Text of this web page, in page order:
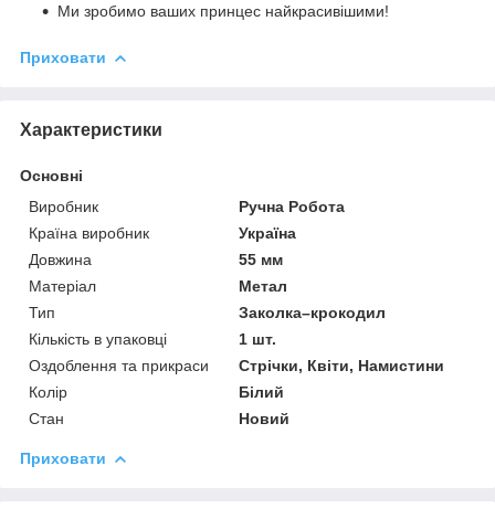
Ми зробимо ваших принцес найкрасивішими!
Приховати
Характеристики
Основні
Виробник
Ручна Робота
Країна виробник
Україна
Довжина
55 мм
Матеріал
Метал
Тип
Заколка–крокодил
Кількість в упаковці
1 шт.
Оздоблення та прикраси
Стрічки, Квіти, Намистини
Колір
Білий
Стан
Новий
Приховати